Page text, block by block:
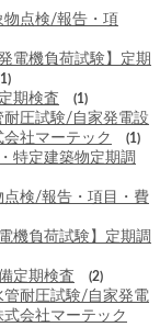
点検/報告・項
機負荷試験】定期
期検査 (1)
圧試験/自家発電設
社マーテック
(1)
特定建築物定期調
検/報告・項目・費
負荷試験】定期調
定期検査 (2)
耐圧試験/自家発電
会社マーテック